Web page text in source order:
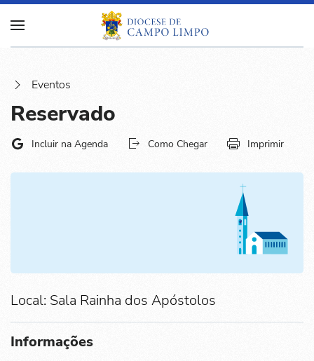
Eventos
Reservado
Incluir na Agenda Como Chegar Imprimir
Local: Sala Rainha dos Apóstolos
Informações